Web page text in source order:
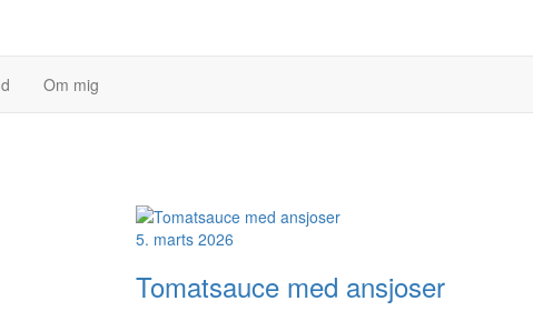
Om mig
5. marts 2026
Tomatsauce med ansjoser